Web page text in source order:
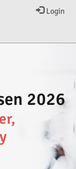
Login
2026